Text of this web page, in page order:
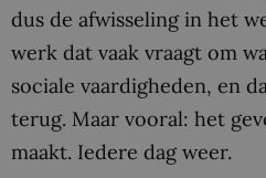
dus de afwisseling in het
werk dat vaak vraagt om
sociale vaardigheden, en
terug. Maar vooral: het
maakt. Iedere dag weer.